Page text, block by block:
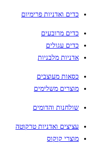
כדים ואדניות פרימיום
כדים מרובעים
כדים עגולים
אדניות מלבניות
כסאות מעוצבים
מוצרים משלימים
שולחנות והדומים
עציצים ואדניות טרקוטה
מוצרי קוקוס